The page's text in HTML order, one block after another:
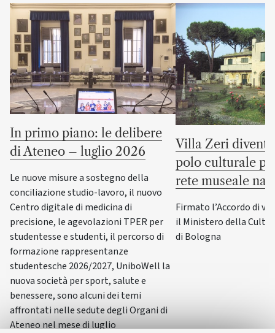
In primo piano: le delibere
di Ateneo – luglio 2026
Le nuove misure a sostegno della
conciliazione studio-lavoro, il nuovo
Centro digitale di medicina di
precisione, le agevolazioni TPER per
studentesse e studenti, il percorso di
formazione rappresentanze
studentesche 2026/2027, UniboWell la
nuova società per sport, salute e
benessere, sono alcuni dei temi
affrontati nelle sedute degli Organi di
Ateneo nel mese di luglio
Villa Zeri
polo culturale
rete museale
Firmato l’Accordo di
il Ministero della
di Bologna